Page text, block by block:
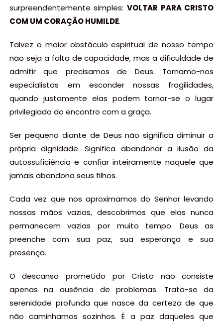
surpreendentemente simples: VOLTAR PARA CRISTO
COM UM CORAÇÃO HUMILDE.
Talvez o maior obstáculo espiritual de nosso tempo
não seja a falta de capacidade, mas a dificuldade de
admitir que precisamos de Deus. Tornamo-nos
especialistas em esconder nossas fragilidades,
quando justamente elas podem tornar-se o lugar
privilegiado do encontro com a graça.
Ser pequeno diante de Deus não significa diminuir a
própria dignidade. Significa abandonar a ilusão da
autossuficiência e confiar inteiramente naquele que
jamais abandona seus filhos.
Cada vez que nos aproximamos do Senhor levando
nossas mãos vazias, descobrimos que elas nunca
permanecem vazias por muito tempo. Deus as
preenche com sua paz, sua esperança e sua
presença.
O descanso prometido por Cristo não consiste
apenas na ausência de problemas. Trata-se da
serenidade profunda que nasce da certeza de que
não caminhamos sozinhos. É a paz daqueles que